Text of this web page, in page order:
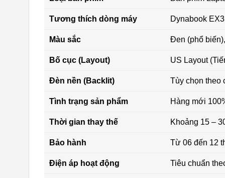
Tương thích dòng máy Dynabook
Màu sắc Đen (phổ
Bố cục (Layout) US Layout
Đèn nền (Backlit) Tùy chọn theo
Tình trạng sản phẩm Hàng mới
Thời gian thay thế Khoảng 15 –
Bảo hành Từ 06 đến 12
Điện áp hoạt động Tiêu chuẩn